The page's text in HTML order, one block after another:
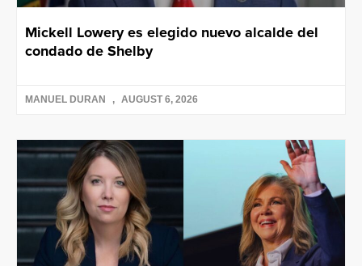
Mickell Lowery es elegido nuevo alcalde del
condado de Shelby
MANUEL DURAN AUGUST 6, 2026